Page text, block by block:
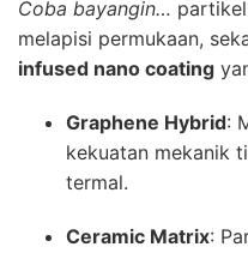
Coba bayangin…
melapisi permukaan,
infused nano coating
Graphene Hybrid:
kekuatan mekanik
termal.
Ceramic Matrix: